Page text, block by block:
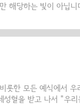
해당하는 빛이 아닙
비치면 원하는 사람
게 영적으로 빛을 비
있습니..
롯한 모든 예식에서 우
성혈을 받고 나서 "우